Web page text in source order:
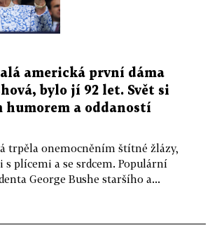
americká první dáma
bylo jí 92 let. Svět si
humorem a oddaností
trpěla onemocněním štítné žlázy,
plícemi a se srdcem. Populární
George Bushe staršího a...